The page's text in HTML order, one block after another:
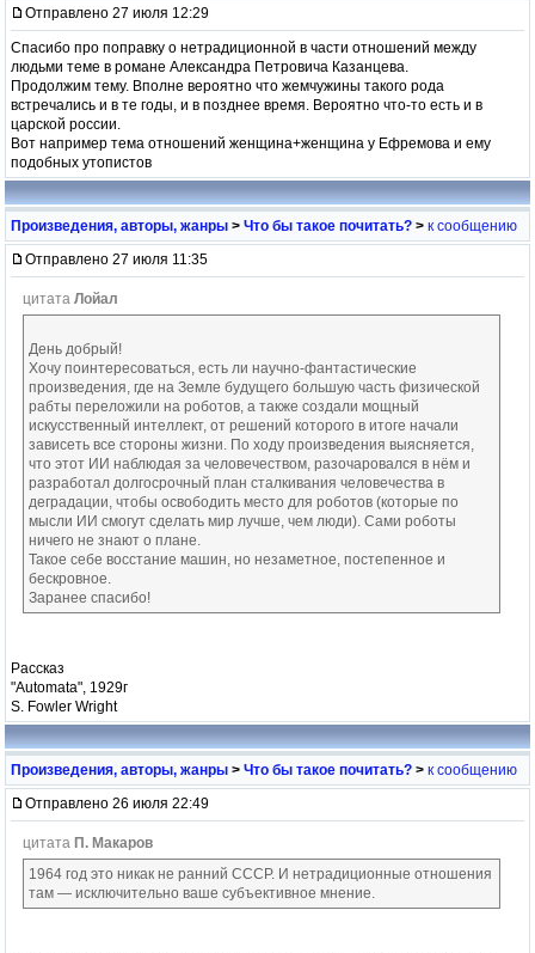
Отправлено 27 июля 12:29
Спасибо про поправку о нетрадиционной в части отношений между
людьми теме в романе Александра Петровича Казанцева.
Продолжим тему. Вполне вероятно что жемчужины такого рода
встречались и в те годы, и в позднее время. Вероятно что-то есть и в
царской россии.
Вот например тема отношений женщина+женщина у Ефремова и ему
подобных утопистов
Произведения, авторы, жанры > Что бы такое почитать? > к сообщению
Отправлено 27 июля 11:35
цитата Лойал
День добрый!
Хочу поинтересоваться, есть ли научно-фантастические
произведения, где на Земле будущего большую часть физической
рабты переложили на роботов, а также создали мощный
искусственный интеллект, от решений которого в итоге начали
зависеть все стороны жизни. По ходу произведения выясняется,
что этот ИИ наблюдая за человечеством, разочаровался в нём и
разработал долгосрочный план сталкивания человечества в
деградации, чтобы освободить место для роботов (которые по
мысли ИИ смогут сделать мир лучше, чем люди). Сами роботы
ничего не знают о плане.
Такое себе восстание машин, но незаметное, постепенное и
бескровное.
Заранее спасибо!
Рассказ
"Automata", 1929г
S. Fowler Wright
Произведения, авторы, жанры > Что бы такое почитать? > к сообщению
Отправлено 26 июля 22:49
цитата П. Макаров
1964 год это никак не ранний СССР. И нетрадиционные отношения
там — исключительно ваше субъективное мнение.